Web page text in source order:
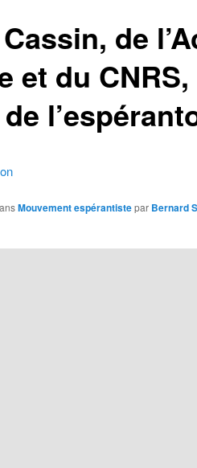
de
et du
Mouvement espérantistepar Bernard